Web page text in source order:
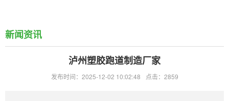
新闻资讯
泸州塑胶跑道制造厂家
发布时间：2025-12-02 10:02:48 点击：2859